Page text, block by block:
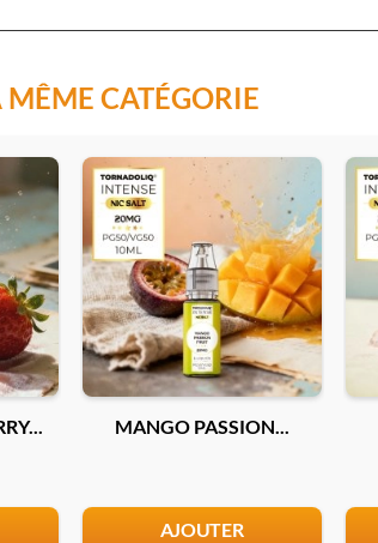
CATÉGORIE
MANGO PASSION...
AJOUTER